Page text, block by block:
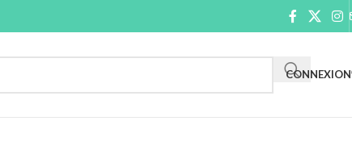
CONNEXION